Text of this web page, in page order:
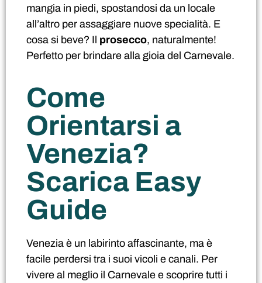
mangia in piedi, spostandosi da un locale
all’altro per assaggiare nuove specialità. E
cosa si beve? Il prosecco, naturalmente!
Perfetto per brindare alla gioia del Carnevale.
Come
Orientarsi a
Venezia?
Scarica Easy
Guide
Venezia è un labirinto affascinante, ma è
facile perdersi tra i suoi vicoli e canali. Per
vivere al meglio il Carnevale e scoprire tutti i